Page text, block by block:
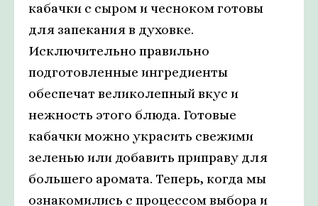
кабачки с сыром и чесноком готовы
для запекания в духовке.
Исключительно правильно
подготовленные ингредиенты
обеспечат великолепный вкус и
нежность этого блюда. Готовые
кабачки можно украсить свежими
зеленью или добавить приправу для
большего аромата. Теперь, когда мы
ознакомились с процессом выбора и